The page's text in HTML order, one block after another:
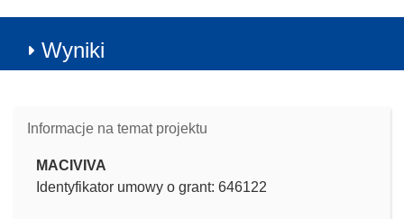
Wyniki
Informacje na temat projektu
MACIVIVA
Identyfikator umowy o grant: 646122